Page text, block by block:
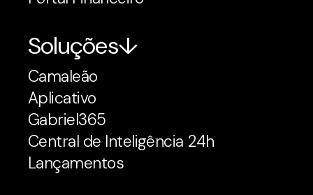
Soluções
Camaleão
Aplicativo
Gabriel365
Central de Inteligência 24h
Lançamentos